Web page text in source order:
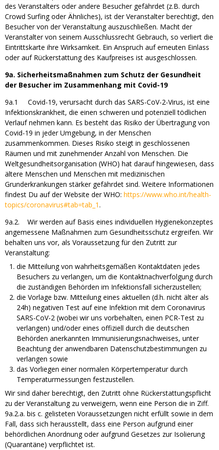
des Veranstalters oder andere Besucher gefährdet (z.B. durch
Crowd Surfing oder Ähnliches), ist der Veranstalter berechtigt, den
Besucher von der Veranstaltung auszuschließen. Macht der
Veranstalter von seinem Ausschlussrecht Gebrauch, so verliert die
Eintrittskarte ihre Wirksamkeit. Ein Anspruch auf erneuten Einlass
oder auf Rückerstattung des Kaufpreises ist ausgeschlossen.
9a. Sicherheitsmaßnahmen zum Schutz der Gesundheit
der Besucher im Zusammenhang mit Covid-19
9a.1 Covid-19, verursacht durch das SARS-CoV-2-Virus, ist eine
Infektionskrankheit, die einen schweren und potenziell tödlichen
Verlauf nehmen kann. Es besteht das Risiko der Übertragung von
Covid-19 in jeder Umgebung, in der Menschen
zusammenkommen. Dieses Risiko steigt in geschlossenen
Räumen und mit zunehmender Anzahl von Menschen. Die
Weltgesundheitsorganisation (WHO) hat darauf hingewiesen, dass
ältere Menschen und Menschen mit medizinischen
Grunderkrankungen stärker gefährdet sind. Weitere Informationen
findest Du auf der Website der WHO: https://www.who.int/health-
topics/coronavirus#tab=tab_1.
9a.2. Wir werden auf Basis eines individuellen Hygienekonzeptes
angemessene Maßnahmen zum Gesundheitsschutz ergreifen. Wir
behalten uns vor, als Voraussetzung für den Zutritt zur
Veranstaltung:
die Mitteilung von wahrheitsgemäßen Kontaktdaten jedes
Besuchers zu verlangen, um die Kontaktnachverfolgung durch
die zuständigen Behörden im Infektionsfall sicherzustellen;
die Vorlage bzw. Mitteilung eines aktuellen (d.h. nicht älter als
24h) negativen Test auf eine Infektion mit dem Coronavirus
SARS-CoV-2 (wobei wir uns vorbehalten, einen PCR-Test zu
verlangen) und/oder eines offiziell durch die deutschen
Behörden anerkannten Immunisierungsnachweises, unter
Beachtung der anwendbaren Datenschutzbestimmungen zu
verlangen sowie
das Vorliegen einer normalen Körpertemperatur durch
Temperaturmessungen festzustellen.
Wir sind daher berechtigt, den Zutritt ohne Rückerstattungspflicht
zu der Veranstaltung zu verweigern, wenn eine Person die in Ziff.
9a.2.a. bis c. gelisteten Voraussetzungen nicht erfüllt sowie in dem
Fall, dass sich herausstellt, dass eine Person aufgrund einer
behördlichen Anordnung oder aufgrund Gesetzes zur Isolierung
(Quarantäne) verpflichtet ist.